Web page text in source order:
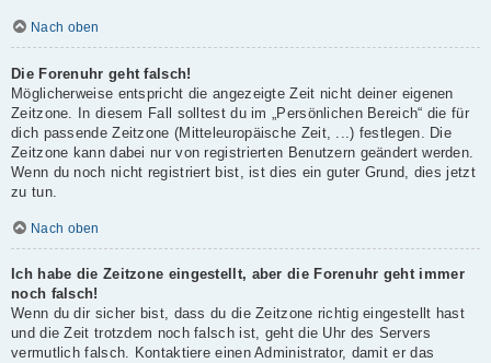
Nach oben
Die Forenuhr geht falsch!
Möglicherweise entspricht die angezeigte Zeit nicht deiner eigenen
Zeitzone. In diesem Fall solltest du im „Persönlichen Bereich“ die für
dich passende Zeitzone (Mitteleuropäische Zeit, ...) festlegen. Die
Zeitzone kann dabei nur von registrierten Benutzern geändert werden.
Wenn du noch nicht registriert bist, ist dies ein guter Grund, dies jetzt
zu tun.
Nach oben
Ich habe die Zeitzone eingestellt, aber die Forenuhr geht immer
noch falsch!
Wenn du dir sicher bist, dass du die Zeitzone richtig eingestellt hast
und die Zeit trotzdem noch falsch ist, geht die Uhr des Servers
vermutlich falsch. Kontaktiere einen Administrator, damit er das